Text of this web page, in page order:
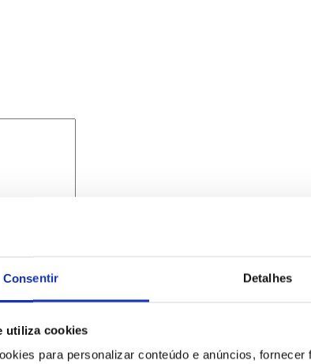
Consentir Detalhes
utiliza cookies
para personalizar conteúdo e anúncios,
em base de dados para tratamento deste contacto, única e